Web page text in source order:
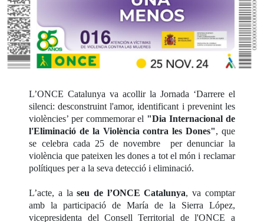
L’ONCE Catalunya va acollir la Jornada ‘Darrere el
silenci: desconstruint l'amor, identificant i prevenint les
violències’ per commemorar el "Dia Internacional de
l'Eliminació de la Violència contra les Dones", que
se celebra cada 25 de novembre per denunciar la
violència que pateixen les dones a tot el món i reclamar
polítiques per a la seva detecció i eliminació.
L’acte, a laseu de l’ONCE Catalunya, va comptar
amb la participació de María de la Sierra López,
vicepresidenta del Consell Territorial de l'ONCE a